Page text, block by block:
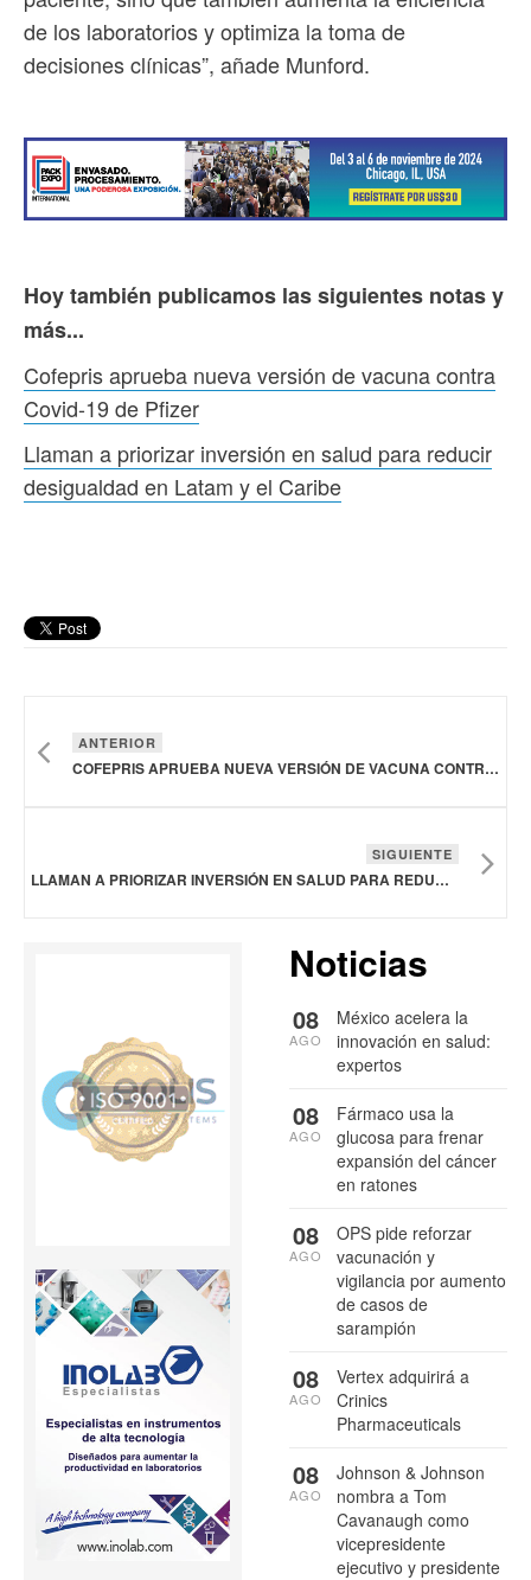
de los laboratorios y optimiza la toma de
decisiones clínicas”, añade Munford.
Hoy también publicamos las siguientes notas y
más...
Cofepris aprueba nueva versión de vacuna contra
Covid-19 de Pfizer
Llaman a priorizar inversión en salud para reducir
desigualdad en Latam y el Caribe
ANTERIOR
COFEPRIS APRUEBA NUEVA VERSIÓN DE VACUNA CONTRA COVID-19 DE PFIZER
SIGUIENTE
LLAMAN A PRIORIZAR INVERSIÓN EN SALUD PARA REDUCIR DESIGUALDAD EN LATAM Y EL CARIBE
Noticias
México acelera la
innovación en salud:
expertos
08
AGO
Fármaco usa la
glucosa para frenar
expansión del cáncer
en ratones
08
AGO
OPS pide reforzar
vacunación y
vigilancia por aumento
de casos de
sarampión
08
AGO
Vertex adquirirá a
Crinics
Pharmaceuticals
08
AGO
Johnson & Johnson
nombra a Tom
Cavanaugh como
vicepresidente
ejecutivo y presidente
08
AGO